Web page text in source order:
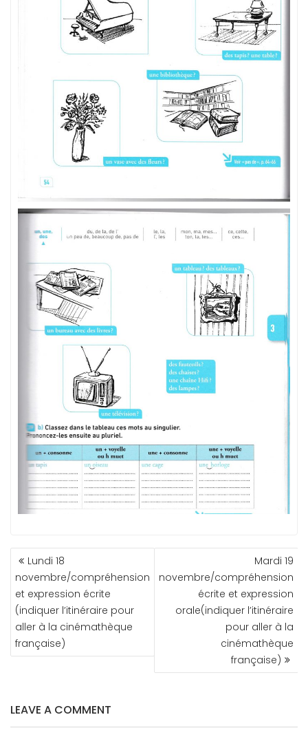
NAVIGATION
DE
L’ARTICLE
Lundi 18
novembre/compréhension
et expression écrite
(indiquer l’itinéraire pour
aller à la cinémathèque
française)
Mardi 19
novembre/compréhension
écrite et expression
orale(indiquer l’itinéraire
pour aller à la
cinémathèque
française)
LEAVE A COMMENT